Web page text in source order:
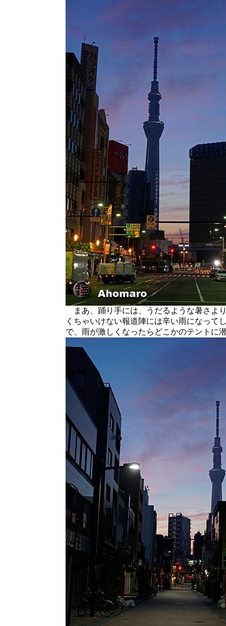
まあ、踊り手には、うだるような暑さよ
くちゃいけない報道陣には辛い雨になって
で、雨が激しくなったらどこかのテントに